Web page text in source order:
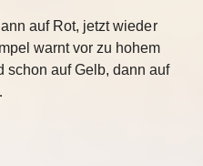
auf Rot, jetzt wieder
warnt vor zu hohem
schon auf Gelb, dann auf